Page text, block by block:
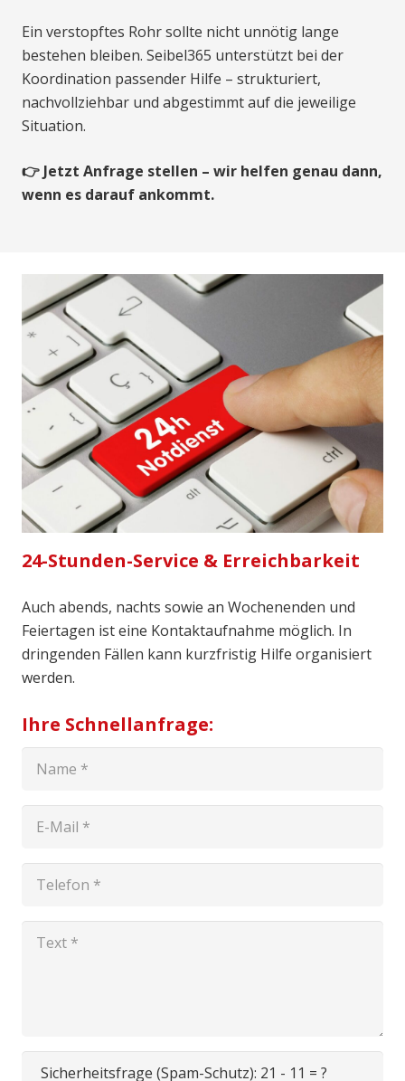
Ein verstopftes Rohr sollte nicht unnötig lange
bestehen bleiben. Seibel365 unterstützt bei der
Koordination passender Hilfe – strukturiert,
nachvollziehbar und abgestimmt auf die jeweilige
Situation.
👉 Jetzt Anfrage stellen – wir helfen genau dann,
wenn es darauf ankommt.
24-Stunden-Service & Erreichbarkeit
Auch abends, nachts sowie an Wochenenden und
Feiertagen ist eine Kontaktaufnahme möglich. In
dringenden Fällen kann kurzfristig Hilfe organisiert
werden.
Ihre Schnellanfrage:
Sicherheitsfrage (Spam-Schutz): 21 - 11 = ?